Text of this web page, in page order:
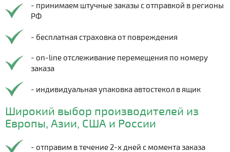
- принимаем штучные заказы с отправкой в регионы
РФ
- бесплатная страховка от повреждения
- on-line отслеживание перемещения по номеру
заказа
- индивидуальная упаковка автостекол в ящик
Широкий выбор производителей из
Европы, Азии, США и России
- отправим в течение 2-х дней с момента заказа